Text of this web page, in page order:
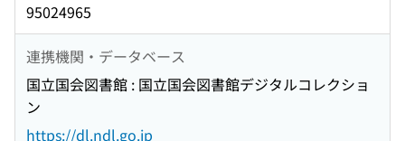
95024965
連携機関・データベース
国立国会図書館 : 国立国会図書館デジタルコレクショ
ン
https://dl.ndl.go.jp